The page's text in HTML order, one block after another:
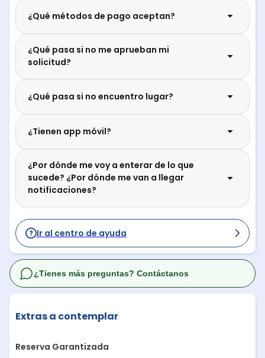
¿Qué métodos de pago aceptan?
¿Qué pasa si no me aprueban mi
solicitud?
¿Qué pasa si no encuentro lugar?
¿Tienen app móvil?
¿Por dónde me voy a enterar de lo que
sucede? ¿Por dónde me van a llegar
notificaciones?
Ir al centro de ayuda
Extras a contemplar
Reserva Garantizada
¿Tienes más preguntas? Contáctanos